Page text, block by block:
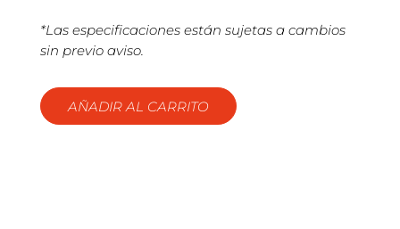
*Las especificaciones están sujetas a cambios
sin previo aviso.
AÑADIR AL CARRITO